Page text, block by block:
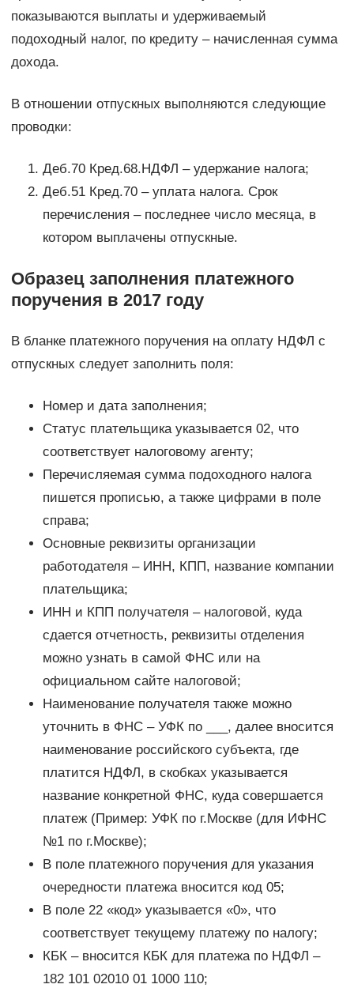
показываются выплаты и удерживаемый
подоходный налог, по кредиту – начисленная сумма
дохода.
В отношении отпускных выполняются следующие
проводки:
Деб.70 Кред.68.НДФЛ – удержание налога;
Деб.51 Кред.70 – уплата налога. Срок
перечисления – последнее число месяца, в
котором выплачены отпускные.
Образец заполнения платежного
поручения в 2017 году
В бланке платежного поручения на оплату НДФЛ с
отпускных следует заполнить поля:
Номер и дата заполнения;
Статус плательщика указывается 02, что
соответствует налоговому агенту;
Перечисляемая сумма подоходного налога
пишется прописью, а также цифрами в поле
справа;
Основные реквизиты организации
работодателя – ИНН, КПП, название компании
плательщика;
ИНН и КПП получателя – налоговой, куда
сдается отчетность, реквизиты отделения
можно узнать в самой ФНС или на
официальном сайте налоговой;
Наименование получателя также можно
уточнить в ФНС – УФК по ___, далее вносится
наименование российского субъекта, где
платится НДФЛ, в скобках указывается
название конкретной ФНС, куда совершается
платеж (Пример: УФК по г.Москве (для ИФНС
№1 по г.Москве);
В поле платежного поручения для указания
очередности платежа вносится код 05;
В поле 22 «код» указывается «0», что
соответствует текущему платежу по налогу;
КБК – вносится КБК для платежа по НДФЛ –
182 101 02010 01 1000 110;